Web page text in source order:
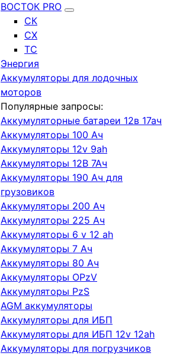
ВОСТОК PRO
СК
СХ
ТС
Энергия
Аккумуляторы для лодочных
моторов
Популярные запросы:
Аккумуляторные батареи 12в 17ач
Аккумуляторы 100 Ач
Аккумуляторы 12v 9ah
Аккумуляторы 12В 7Ач
Аккумуляторы 190 Ач для
грузовиков
Аккумуляторы 200 Ач
Аккумуляторы 225 Ач
Аккумуляторы 6 v 12 ah
Аккумуляторы 7 Ач
Аккумуляторы 80 Ач
Аккумуляторы OPzV
Аккумуляторы PzS
AGM аккумуляторы
Аккумуляторы для ИБП
Аккумуляторы для ИБП 12v 12ah
Аккумуляторы для погрузчиков